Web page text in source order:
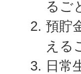
るご
預貯
える
日常